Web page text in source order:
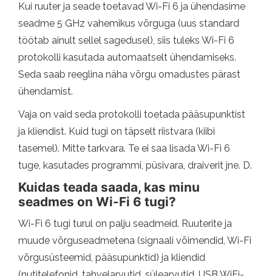
Kui ruuter ja seade toetavad Wi-Fi 6 ja ühendasime
seadme 5 GHz vahemikus võrguga (uus standard
töötab ainult sellel sagedusel), siis tuleks Wi-Fi 6
protokolli kasutada automaatselt ühendamiseks.
Seda saab reeglina näha võrgu omadustes pärast
ühendamist.
Vaja on vaid seda protokolli toetada pääsupunktist
ja kliendist. Kuid tugi on täpselt riistvara (kiibi
tasemel). Mitte tarkvara. Te ei saa lisada Wi-Fi 6
tuge, kasutades programmi, püsivara, draiverit jne. D.
Kuidas teada saada, kas minu
seadmes on Wi-Fi 6 tugi?
Wi-Fi 6 tugi turul on palju seadmeid. Ruuterite ja
muude võrguseadmetena (signaali võimendid, Wi-Fi
võrgusüsteemid, pääsupunktid) ja kliendid